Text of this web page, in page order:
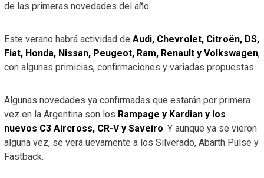
de las primeras novedades del año.
Este verano habrá actividad de Audi, Chevrolet, Citroën, DS,
Fiat, Honda, Nissan, Peugeot, Ram, Renault y Volkswagen,
con algunas primicias, confirmaciones y variadas propuestas.
Algunas novedades ya confirmadas que estarán por primera
vez en la Argentina son los Rampage y Kardian y los
nuevos C3 Aircross, CR-V y Saveiro. Y aunque ya se vieron
alguna vez, se verá uevamente a los Silverado, Abarth Pulse y
Fastback.